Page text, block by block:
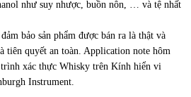
như suy nhược, buồn nôn, … và tệ nhất
bảo sản phẩm được bán ra là thật và
tiên quyết an toàn. Application note hôm
xác thực Whisky trên Kính hiển vi
Instrument.